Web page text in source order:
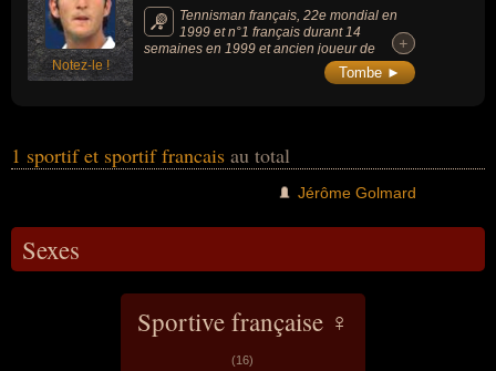
Notez-le !
Tennisman français, 22e mondial en
1999 et n°1 français durant 14
semaines en 1999 et ancien joueur de
l'équipe de France de Coupe Davis.
+
+
Tombe ►
1 sportif et sportif francais au total
Jérôme Golmard
Sexes
Sportive française ♀
(16)